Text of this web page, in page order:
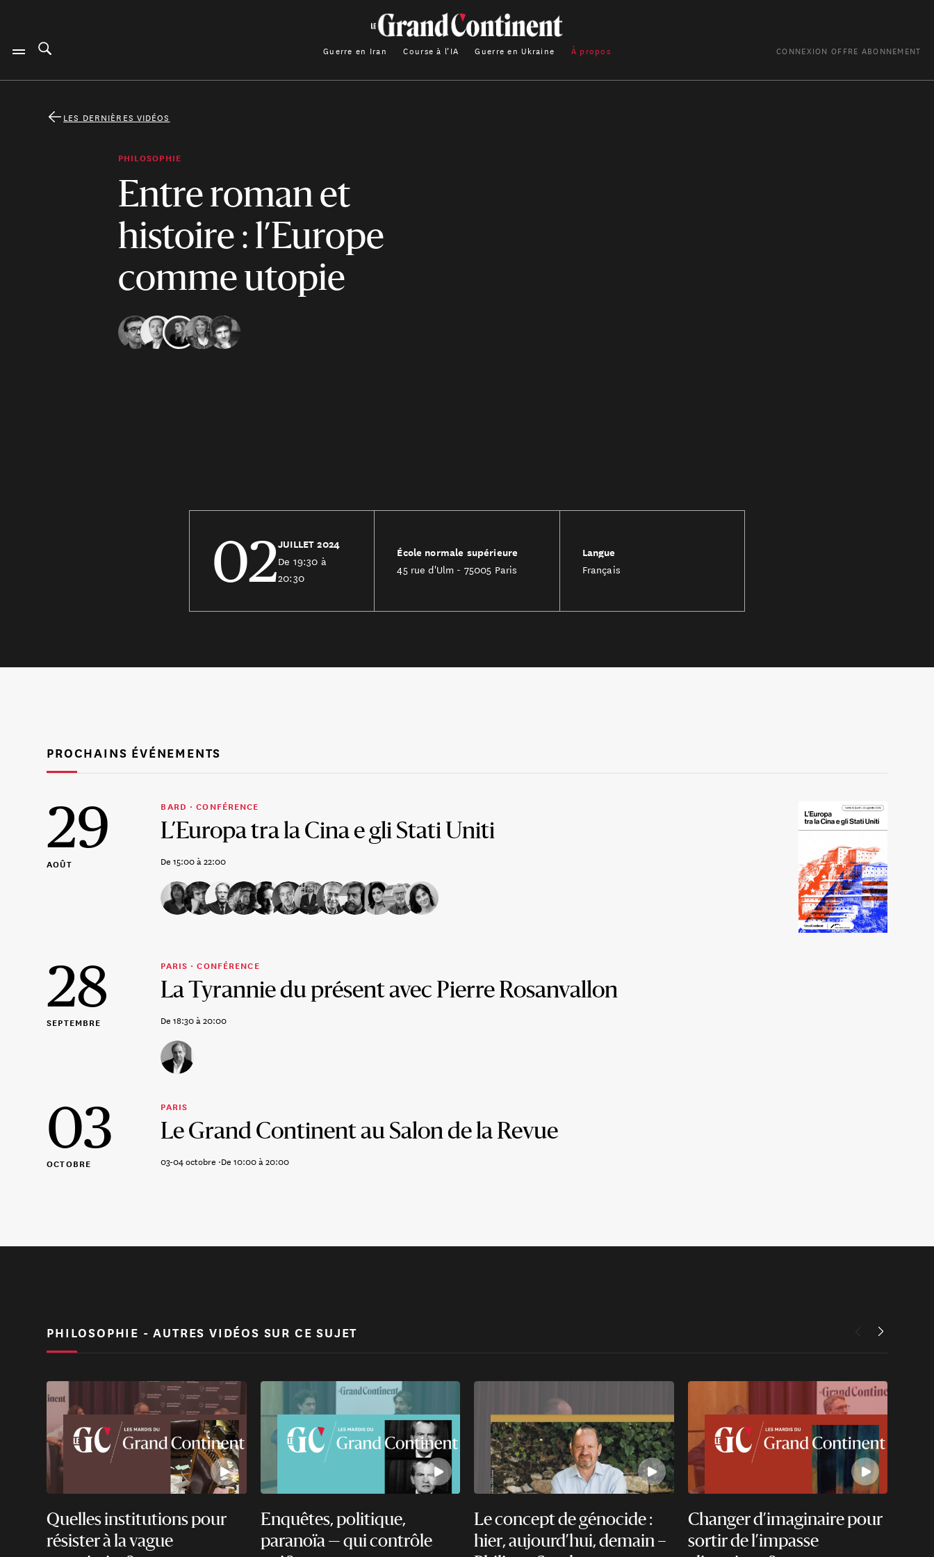
Guerre en Iran Course à l’IA Guerre en Ukraine À propos CONNEXION OFFRE ABONNEMENT
LES DERNIÈRES VIDÉOS
02JUILLET 2024
De 19:30 à
20:30
École normale supérieure
45 rue d'Ulm - 75005 Paris
Langue
Français
PHILOSOPHIE
Entre roman et
histoire : l’Europe
comme utopie
PROCHAINS ÉVÉNEMENTS
29
AOÛT
BARD ·CONFÉRENCE
L’Europa tra la Cina e gli Stati Uniti
De 15:00 à 22:00
28
SEPTEMBRE
PARIS ·CONFÉRENCE
La Tyrannie du présent avec Pierre Rosanvallon
De 18:30 à 20:00
03
OCTOBRE
PARIS
Le Grand Continent au Salon de la Revue
03-04 octobre ·De 10:00 à 20:00
PHILOSOPHIE - AUTRES VIDÉOS SUR CE SUJET
Quelles institutions pour
résister à la vague
Enquêtes, politique,
paranoïa — qui contrôle
Le concept de génocide :
hier, aujourd’hui, demain –
Changer d’imaginaire pour
sortir de l’impasse